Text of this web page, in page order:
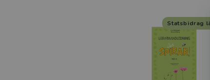
Statsbidrag